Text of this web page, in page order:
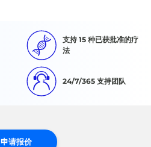
支持 15 种已获批准的疗
法
24/7/365 支持团队
申请报价